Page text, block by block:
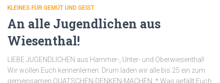
KLEINES FÜR GEMÜT UND GEIST
An alle Jugendlichen aus
Wiesenthal!
LIEBE JUGENDLICHEN aus Hammer-, Unter- und Oberwiesenthal!
Wir wollen Euch kennenlernen. Drum laden wir alle bis 25 ein zum
gemeinsamen QUATSCHEN-DENKEN-MACHEN: * Was gefällt Euch